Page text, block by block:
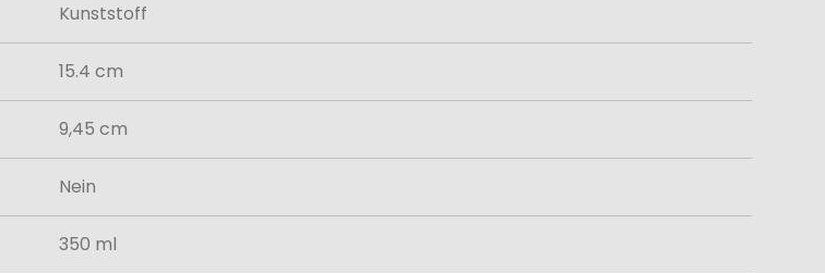
Kunststoff
15.4 cm
9,45 cm
Nein
350 ml